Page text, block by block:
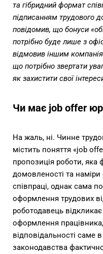
та гібридний формат
підписанням трудового
повідомив, що бонуси
потрібно буде лише з
відмовив іншим
що потрібно звертати
як захистити свої
Чи має job offer
На жаль, ні. Чинне
містить поняття «job
пропозиція роботи, яка
домовленості та
співпраці, однак сама
оформлення трудових
роботодавець
оформлення
відповідальності саме
законодавства